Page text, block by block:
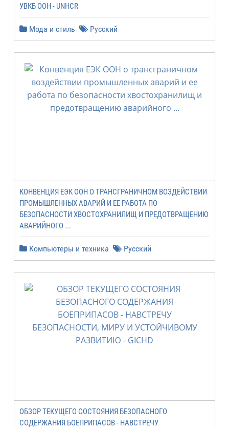
УВКБ ООН - UNHCR
Мода и стиль Русский
КОНВЕНЦИЯ ЕЭК ООН О ТРАНСГРАНИЧНОМ ВОЗДЕЙСТВИИ
ПРОМЫШЛЕННЫХ АВАРИЙ И ЕЕ РАБОТА ПО
БЕЗОПАСНОСТИ ХВОСТОХРАНИЛИЩ И ПРЕДОТВРАЩЕНИЮ
АВАРИЙНОГО ...
Компьютеры и техника Русский
ОБЗОР ТЕКУЩЕГО СОСТОЯНИЯ БЕЗОПАСНОГО
СОДЕРЖАНИЯ БОЕПРИПАСОВ - НАВСТРЕЧУ